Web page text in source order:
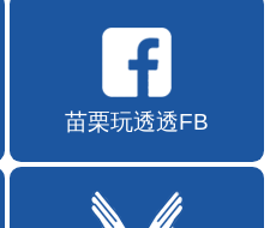
苗栗玩透透FB